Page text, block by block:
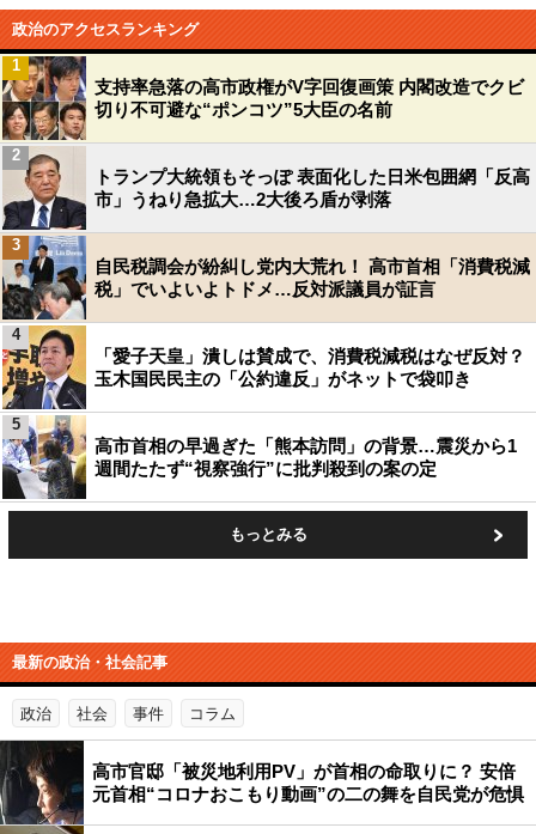
政治のアクセスランキング
支持率急落の高市政権がV字回復画策 内閣改造でクビ
切り不可避な“ポンコツ”5大臣の名前
1
トランプ大統領もそっぽ 表面化した日米包囲網「反高
市」うねり急拡大…2大後ろ盾が剥落
2
自民税調会が紛糾し党内大荒れ！ 高市首相「消費税減
税」でいよいよトドメ…反対派議員が証言
3
「愛子天皇」潰しは賛成で、消費税減税はなぜ反対？
玉木国民民主の「公約違反」がネットで袋叩き
4
高市首相の早過ぎた「熊本訪問」の背景…震災から1
週間たたず“視察強行”に批判殺到の案の定
5
もっとみる
最新の政治・社会記事
政治 社会 事件 コラム
高市官邸「被災地利用PV」が首相の命取りに？ 安倍
元首相“コロナおこもり動画”の二の舞を自民党が危惧